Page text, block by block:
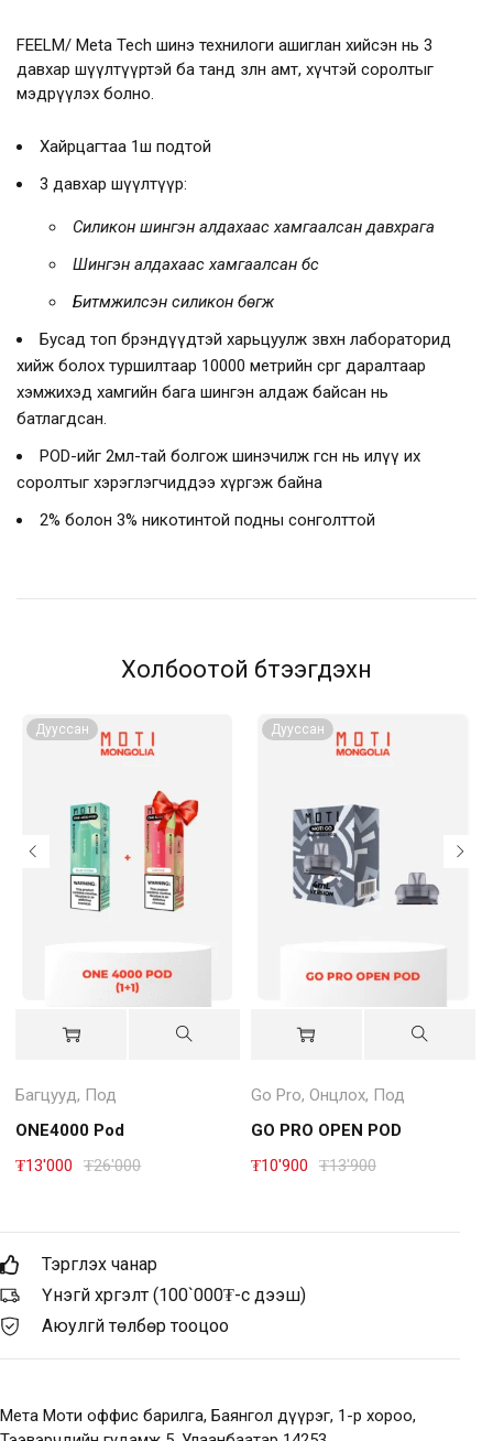
FEELM/ Meta Tech шинэ технилоги ашиглан хийсэн нь 3
давхар шүүлтүүртэй ба танд зөөлөн амт, хүчтэй соролтыг
мэдрүүлэх болно.
Хайрцагтаа 1ш подтой
3 давхар шүүлтүүр:
Силикон шингэн алдахаас хамгаалсан давхрага
Шингэн алдахаас хамгаалсан бүс
Битүүмжилсэн силикон бөгж
Бусад топ брэндүүдтэй харьцуулж зөвхөн лабораторид
хийж болох туршилтаар 10000 метрийн сөрөг даралтаар
хэмжихэд хамгийн бага шингэн алдаж байсан нь
батлагдсан.
POD-ийг 2мл-тай болгож шинэчилж өгсөн нь илүү их
соролтыг хэрэглэгчиддээ хүргэж байна
2% болон 3% никотинтой подны сонголттой
Холбоотой бүтээгдэхүүн
Дууссан
Багцууд, Под
ONE4000 Pod
₮26'000
₮13'000
Дууссан
Go Pro, Онцлох, Под
GO PRO OPEN POD
₮13'900
₮10'900
Тэргүүлэх чанар
Үнэгүй хүргэлт (100`000₮-с дээш)
Аюулгүй төлбөр тооцоо
Мета Моти оффис барилга, Баянгол дүүрэг, 1-р хороо,